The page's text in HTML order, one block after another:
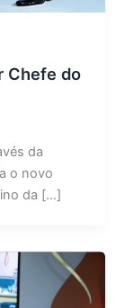
Chefe do
da
o novo
da […]